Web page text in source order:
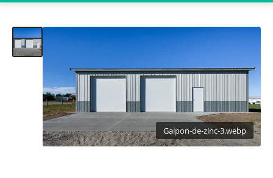
Galpon-de-zinc-3.webp